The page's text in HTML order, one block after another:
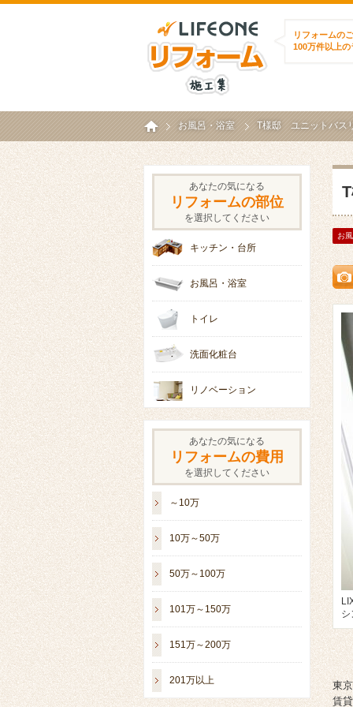
リフォームの
100万件以上
ホームお風呂・浴室 T様邸 ユニットバ
お
東
賃
あなたの気になる
リフォームの部位
を選択してください
キッチン・台所
お風呂・浴室
トイレ
洗面化粧台
リノベーション
あなたの気になる
リフォームの費用
を選択してください
～10万
10万～50万
50万～100万
101万～150万
151万～200万
201万以上